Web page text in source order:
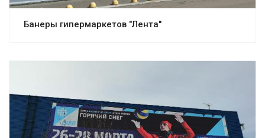
Банеры гипермаркетов "Лента"